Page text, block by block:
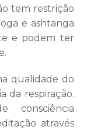
tem restrição
e ashtanga
e podem ter
qualidade do
da respiração.
através